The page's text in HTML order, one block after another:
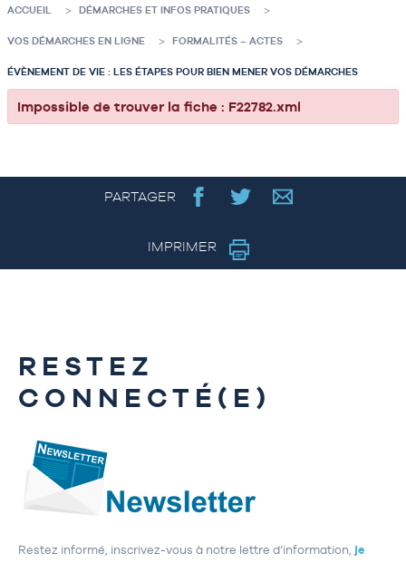
ACCUEIL DÉMARCHES ET INFOS PRATIQUES
VOS DÉMARCHES EN LIGNE FORMALITÉS – ACTES
ÉVÈNEMENT DE VIE : LES ÉTAPES POUR BIEN MENER VOS DÉMARCHES
Impossible de trouver la fiche : F22782.xml
PARTAGER
IMPRIMER
RESTEZ
CONNECTÉ(E)
Restez informé, inscrivez-vous à notre lettre d’information, je